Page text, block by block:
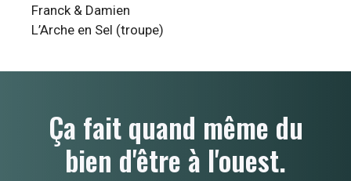
Franck & Damien
L’Arche en Sel (troupe)
Ça fait quand même du
bien d'être à l'ouest.